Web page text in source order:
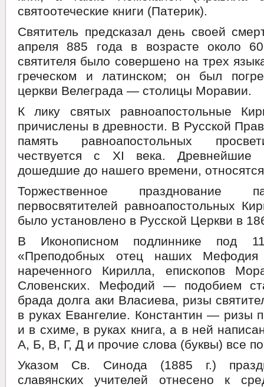
святоотеческие книги (Патерик).
Святитель предсказал день своей
апреля 885 года в возрасте около
святителя было совершено на трех
греческом и латинском; он был
церкви Велеграда — столицы Моравии.
К лику святых равноапостольные
причислены в древности. В Русской
память равноапостольных
чествуется с XI века. Древнейшие
дошедшие до нашего времени, относятся
Торжественное празднование
первосвятителей равноапостольных
было установлено в Русской Церкви в
В Иконописном подлиннике под
«Преподобных отец наших Мефодия
нареченного Кирилла, епископов
Словенских. Мефодий — подобием
брада долга аки Власиева, ризы
в руках Евангелие. Константин — ризы
и в схиме, в руках книга, а в ней
А, Б, В, Г, Д и прочие слова (буквы) все
Указом Св. Синода (1885 г.)
славянских учителей отнесено к